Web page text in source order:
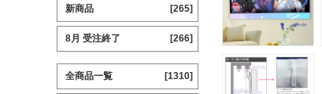
新商品 [265]
8月 受注終了 [266]
全商品一覧 [1310]